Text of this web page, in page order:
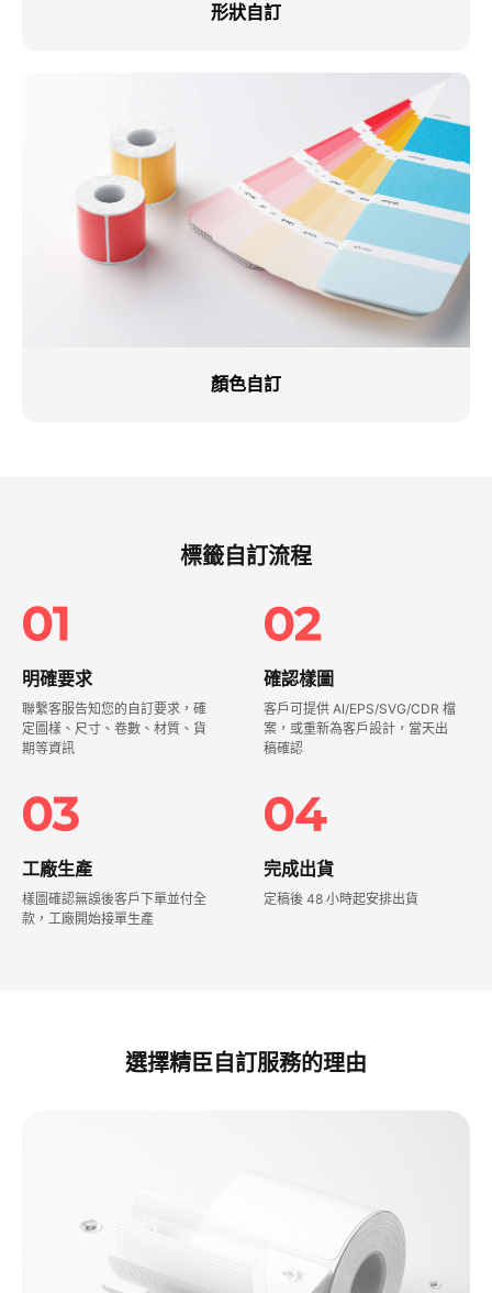
形狀自訂​
顏色自訂​
標籤自訂流程​
明確要求​
聯繫客服告知您的自訂要求，確
定圖樣、尺寸、卷數、材質、貨
期等資訊​
確認樣圖​
客戶可提供 AI/EPS/SVG/CDR 檔
案，或重新為客戶設計，當天出
稿確認​
工廠生產​
樣圖確認無誤後客戶下單並付全
款，工廠開始接單生產​
完成出貨​
定稿後 48 小時起安排出貨​
選擇精臣自訂服務的理由​